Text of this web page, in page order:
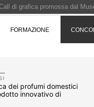
FORMAZIONE
dei profumi domestici
innovativo di
di grafica promossa dal
di progettazione
alla Soprintendenza speciale
a procedura aperta due